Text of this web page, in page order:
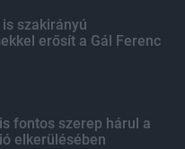
szakirányú
erősít a Gál Ferenc
fontos szerep hárul a
elkerülésében